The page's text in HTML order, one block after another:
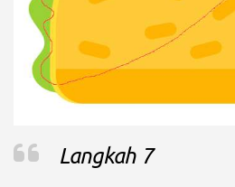
Langkah 7